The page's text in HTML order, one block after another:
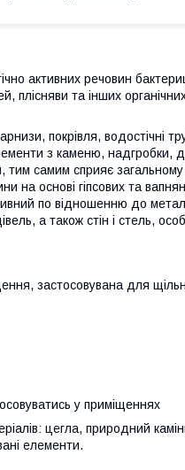
активних речовин
та інших органічних
покрівля, водостічні
з каменю, надгробки,
тим самим сприяє
на основі гіпсових та
по відношенню до
а також стін і стель,
застосовувана для
у приміщеннях
цегла, природний
елементи.